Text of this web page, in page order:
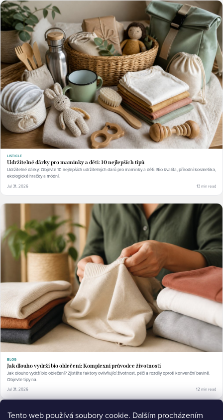
Tento web používá soubory cookie. Dalším procházením
LISTICLE
Udržitelné dárky pro maminky a děti: 10 nejlepších tipů
Udržitelné dárky: Objevte 10 nejlepších udržitelných darů pro maminky a děti. Bio kvalita, přírodní kosmetika,
ekologické hračky a módní.
Jul 31, 2026 13 min read
BLOG
Jak dlouho vydrží bio oblečení: Komplexní průvodce životností
Jak dlouho vydrží bio oblečení? Zjistěte faktory ovlivňující životnost, péči a rozdíly oproti konvenční bavlně.
Objevte tipy na.
Jul 31, 2026 12 min read